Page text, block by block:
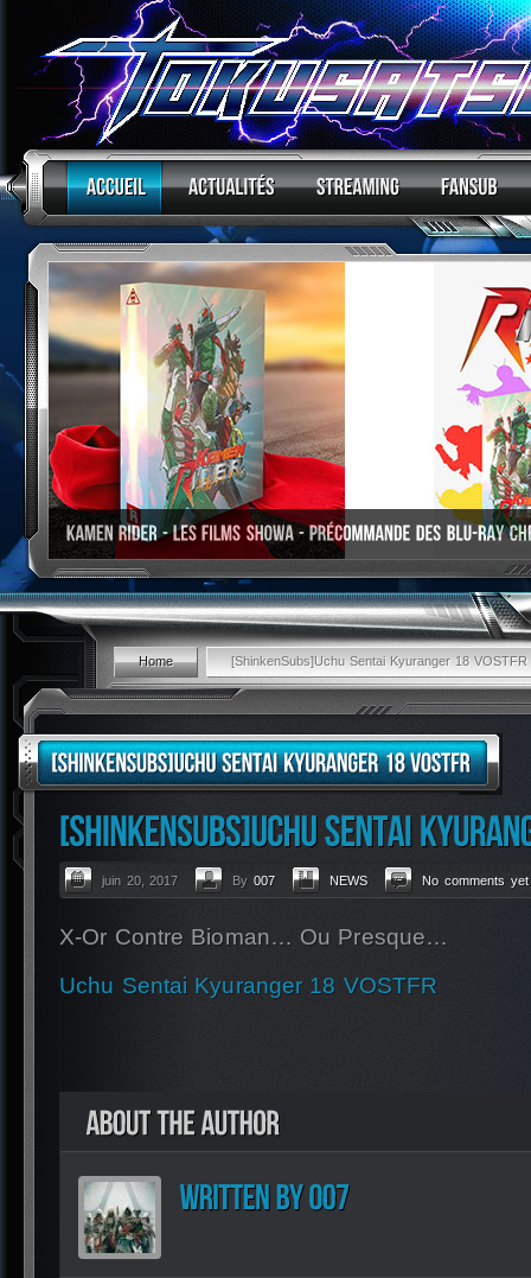
Home [ShinkenSubs]Uchu Sentai Kyuranger 18 VOSTFR
juin 20, 2017 By 007 NEWS No comments yet
X-Or Contre Bioman… Ou Presque…
Uchu Sentai Kyuranger 18 VOSTFR